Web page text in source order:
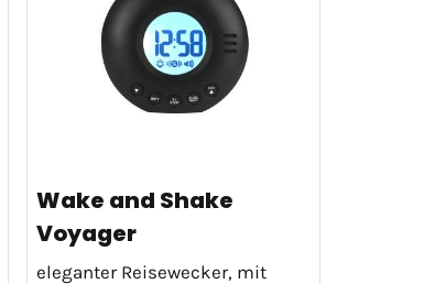
Wake and Shake
Voyager
eleganter Reisewecker, mit